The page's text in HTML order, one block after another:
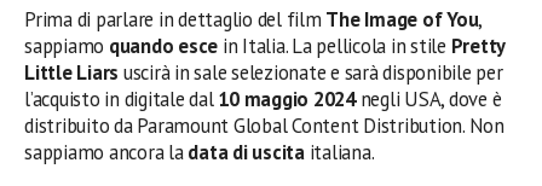
Prima di parlare in dettaglio del film The Image of You,
sappiamo quando esce in Italia. La pellicola in stile Pretty
Little Liars uscirà in sale selezionate e sarà disponibile per
l’acquisto in digitale dal10 maggio 2024negli USA, dove è
distribuito da Paramount Global Content Distribution. Non
sappiamo ancora ladata di uscitaitaliana.